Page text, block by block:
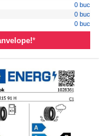
0 buc
0 buc
0 buc
*